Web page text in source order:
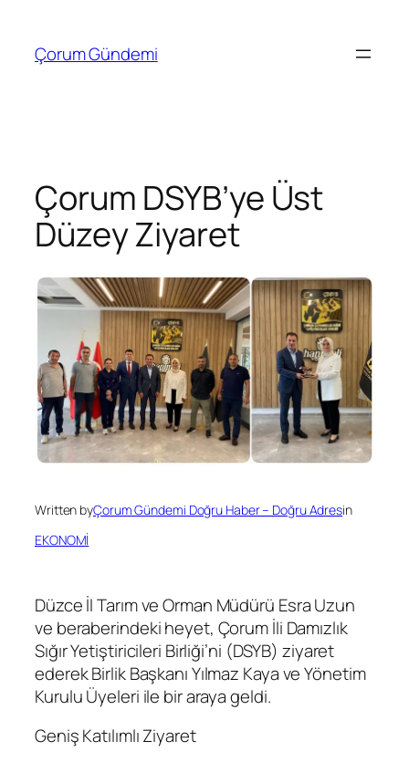
Çorum Gündemi
Çorum DSYB’ye Üst
Düzey Ziyaret
Written byÇorum Gündemi Doğru Haber – Doğru Adresin
EKONOMİ
Düzce İl Tarım ve Orman Müdürü Esra Uzun
ve beraberindeki heyet, Çorum İli Damızlık
Sığır Yetiştiricileri Birliği’ni (DSYB) ziyaret
ederek Birlik Başkanı Yılmaz Kaya ve Yönetim
Kurulu Üyeleri ile bir araya geldi.
Geniş Katılımlı Ziyaret